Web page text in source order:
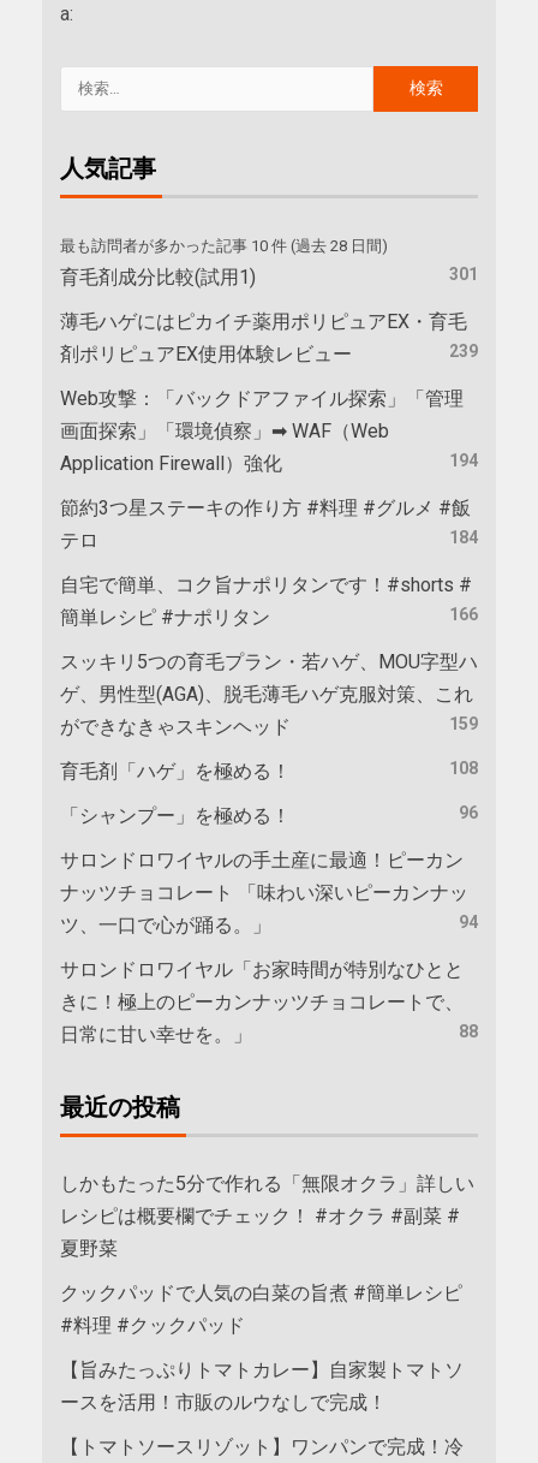
a:
人気記事
最も訪問者が多かった記事 10 件 (過去 28 日間)
育毛剤成分比較(試用1) 301
薄毛ハゲにはピカイチ薬用ポリピュアEX・育毛
剤ポリピュアEX使用体験レビュー
239
Web攻撃：「バックドアファイル探索」「管理
画面探索」「環境偵察」➡ WAF（Web
Application Firewall）強化
194
節約3つ星ステーキの作り方 #料理 #グルメ #飯
テロ
184
自宅で簡単、コク旨ナポリタンです！#shorts #
簡単レシピ #ナポリタン
166
スッキリ5つの育毛プラン・若ハゲ、MOU字型ハ
ゲ、男性型(AGA)、脱毛薄毛ハゲ克服対策、これ
ができなきゃスキンヘッド
159
育毛剤「ハゲ」を極める！ 108
「シャンプー」を極める！ 96
サロンドロワイヤルの手土産に最適！ピーカン
ナッツチョコレート 「味わい深いピーカンナッ
ツ、一口で心が踊る。」
94
サロンドロワイヤル「お家時間が特別なひとと
きに！極上のピーカンナッツチョコレートで、
日常に甘い幸せを。」
88
最近の投稿
しかもたった5分で作れる「無限オクラ」詳しい
レシピは概要欄でチェック！ #オクラ #副菜 #
夏野菜
クックパッドで人気の白菜の旨煮 #簡単レシピ
#料理 #クックパッド
【旨みたっぷりトマトカレー】自家製トマトソ
ースを活用！市販のルウなしで完成！
【トマトソースリゾット】ワンパンで完成！冷